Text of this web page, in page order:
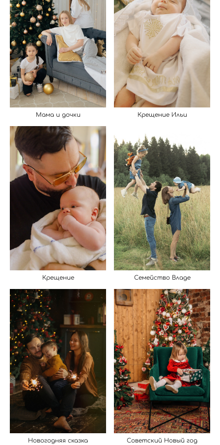
Мама и дочки Крещение Ильи
Крещение Семейство Владе
Новогодняя сказка Советский Новый год